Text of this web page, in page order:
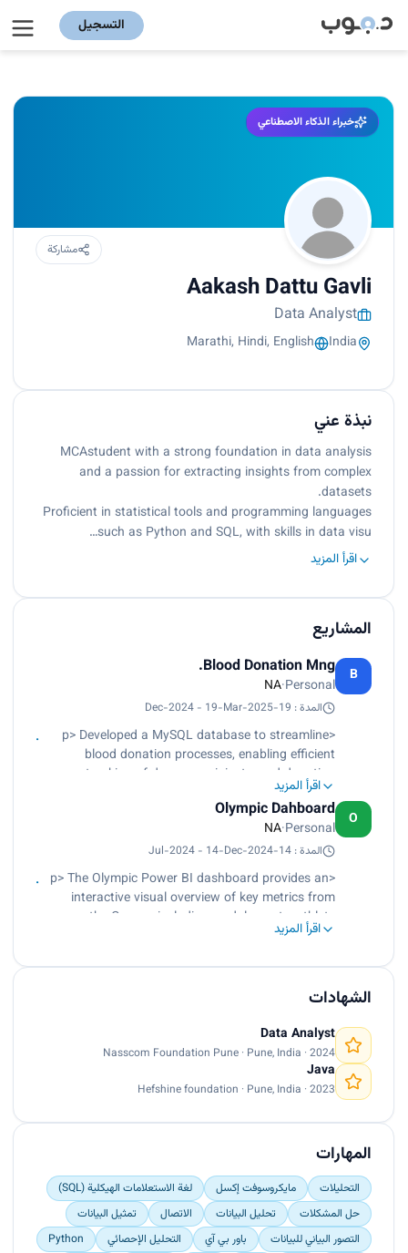
التسجيل
خبراء الذكاء الاصطناعي
مشاركة
Aakash Dattu Gavli
Data Analyst
India
Marathi, Hindi, English
نبذة عني
MCAstudent with a strong foundation in data analysis
and a passion for extracting insights from complex
datasets.
Proficient in statistical tools and programming languages
such as Python and SQL, with skills in data visu…
اقرأ المزيد
المشاريع
B
Blood Donation Mng.
Personal
·
NA
المدة : 19-Dec-2024 - 19-Mar-2025
<p> Developed a MySQL database to streamline
blood donation processes, enabling efficient
tracking of donors, recipients, and donation
events. This project features user-friendly
interfaces for managing donor information and
donations, ensuring quick access to vital data for
healthcare providers and organizations.</p>
اقرأ المزيد
O
Olympic Dahboard
Personal
·
NA
المدة : 14-Jul-2024 - 14-Dec-2024
<p> The Olympic Power BI dashboard provides an
interactive visual overview of key metrics from
the Games, including medal counts, athlete
performances, and historical trends. Users can
valuable tool for sports analysts and fans alike.
اقرأ المزيد
الشهادات
Data Analyst
Nasscom Foundation Pune · Pune, India · 2024
Java
Hefshine foundation · Pune, India · 2023
المهارات
التحليلات مايكروسوفت إكسل
لغة الاستعلامات الهيكلية (SQL)
حل المشكلات
تحليل البيانات الاتصال
تمثيل البيانات
التصور البياني للبيانات
باور بي آي التحليل الإحصائي
Python